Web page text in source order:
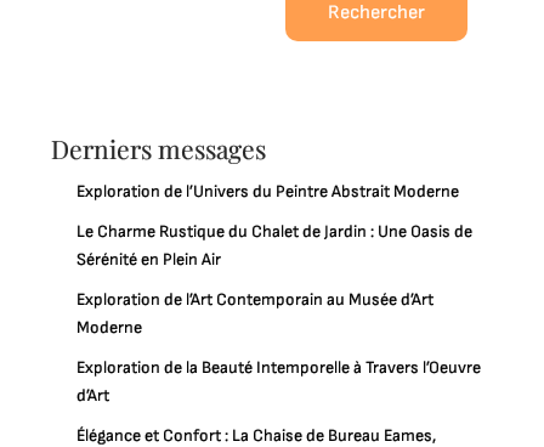
Rechercher
Derniers messages
Exploration de l’Univers du Peintre Abstrait Moderne
Le Charme Rustique du Chalet de Jardin : Une Oasis de
Sérénité en Plein Air
Exploration de l’Art Contemporain au Musée d’Art
Moderne
Exploration de la Beauté Intemporelle à Travers l’Oeuvre
d’Art
Élégance et Confort : La Chaise de Bureau Eames,